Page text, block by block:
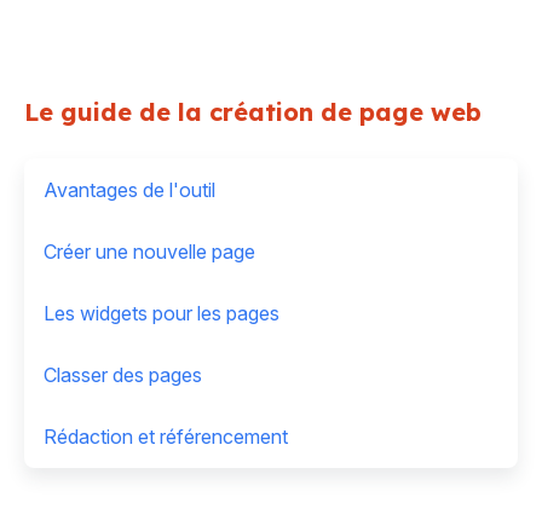
Le guide de la création de page web
Avantages de l'outil
Créer une nouvelle page
Les widgets pour les pages
Classer des pages
Rédaction et référencement